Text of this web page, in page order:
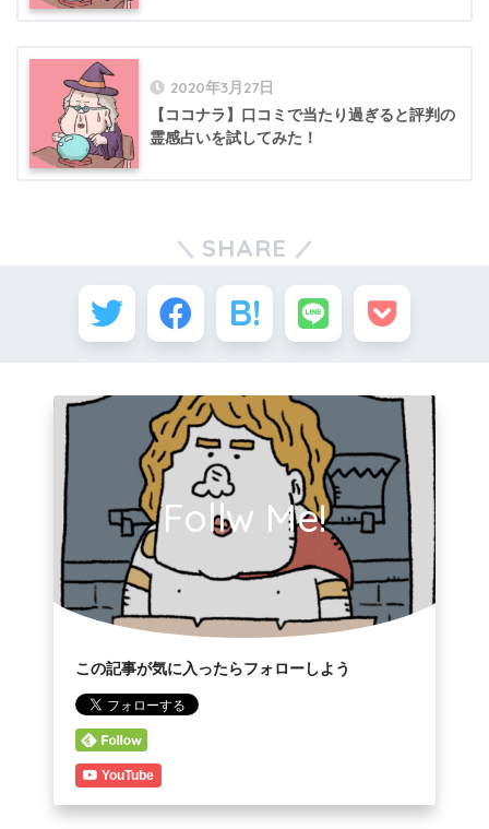
2020年3月27日
【ココナラ】口コミで当たり過ぎると評判の
霊感占いを試してみた！
SHARE
Follw Me!
この記事が気に入ったらフォローしよう
YouTube